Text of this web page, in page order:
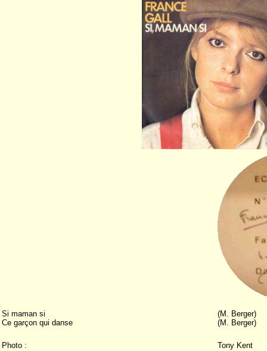
Si maman si
Ce garçon qui danse
(M. Berger)
(M. Berger)
Photo :
Tony Kent